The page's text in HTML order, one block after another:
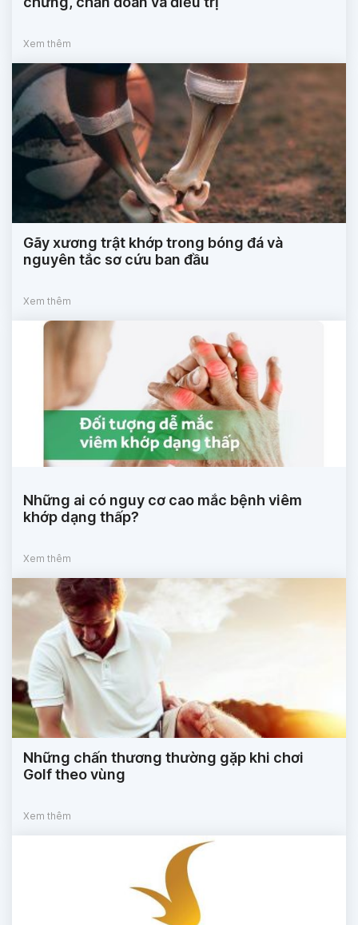
Xem thêm
Gãy xương trật khớp trong bóng đá và
nguyên tắc sơ cứu ban đầu
Xem thêm
Những ai có nguy cơ cao mắc bệnh viêm
khớp dạng thấp?
Xem thêm
Những chấn thương thường gặp khi chơi
Golf theo vùng
Xem thêm